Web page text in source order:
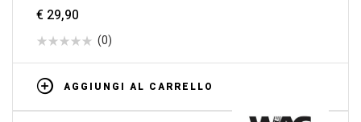
€ 29,90
(0)
AGGIUNGI AL CARRELLO